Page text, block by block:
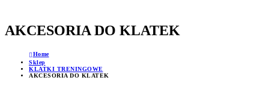
AKCESORIA DO KLATEK
Home
Sklep
KLATKI TRENINGOWE
AKCESORIA DO KLATEK